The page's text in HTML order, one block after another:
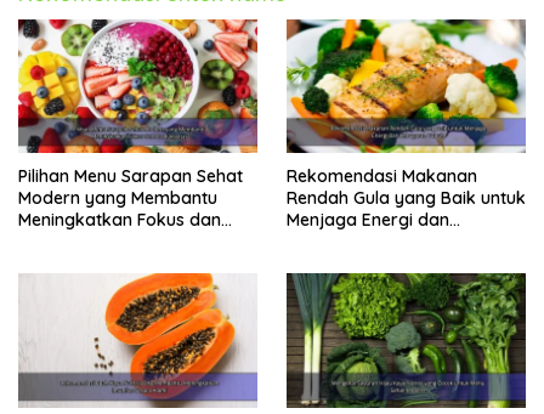
Pilihan Menu Sarapan Sehat
Modern yang Membantu
Meningkatkan Fokus dan
Rekomendasi Makanan
Rendah Gula yang Baik untuk
Menjaga Energi dan